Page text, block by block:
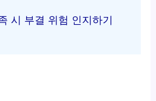
시 부결 위험 인지하기